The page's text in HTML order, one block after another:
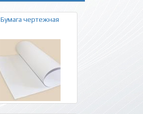
Бумага чертежная